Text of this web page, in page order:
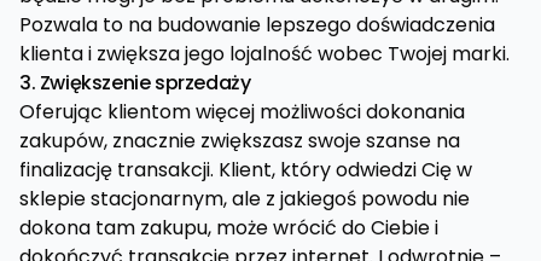
Pozwala to na budowanie lepszego doświadczenia
klienta i zwiększa jego lojalność wobec Twojej marki.
3. Zwiększenie sprzedaży
Oferując klientom więcej możliwości dokonania
zakupów, znacznie zwiększasz swoje szanse na
finalizację transakcji. Klient, który odwiedzi Cię w
sklepie stacjonarnym, ale z jakiegoś powodu nie
dokona tam zakupu, może wrócić do Ciebie i